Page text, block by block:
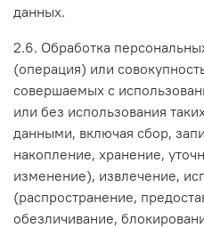
данных.
2.6. Обработка
(операция) или
совершаемых с
или без использования
данными, включая сбор,
накопление, хранение,
изменение), извлечение,
(распространение,
обезличивание,